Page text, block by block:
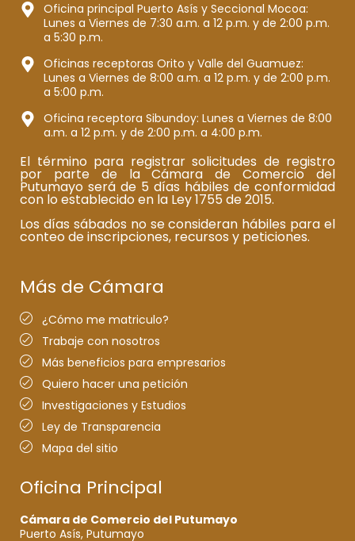
Oficina principal Puerto Asís y Seccional Mocoa:
Lunes a Viernes de 7:30 a.m. a 12 p.m. y de 2:00 p.m.
a 5:30 p.m.
Oficinas receptoras Orito y Valle del Guamuez:
Lunes a Viernes de 8:00 a.m. a 12 p.m. y de 2:00 p.m.
a 5:00 p.m.
Oficina receptora Sibundoy: Lunes a Viernes de 8:00
a.m. a 12 p.m. y de 2:00 p.m. a 4:00 p.m.
El término para registrar solicitudes de registro
por parte de la Cámara de Comercio del
Putumayo será de 5 días hábiles de conformidad
con lo establecido en la Ley 1755 de 2015.
Los días sábados no se consideran hábiles para el
conteo de inscripciones, recursos y peticiones.
Más de Cámara
¿Cómo me matriculo?
Trabaje con nosotros
Más beneficios para empresarios
Quiero hacer una petición
Investigaciones y Estudios
Ley de Transparencia
Mapa del sitio
Oficina Principal
Cámara de Comercio del Putumayo
Puerto Asís, Putumayo